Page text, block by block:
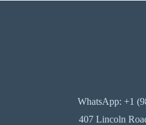
WhatsApp: +1
407 Lincoln